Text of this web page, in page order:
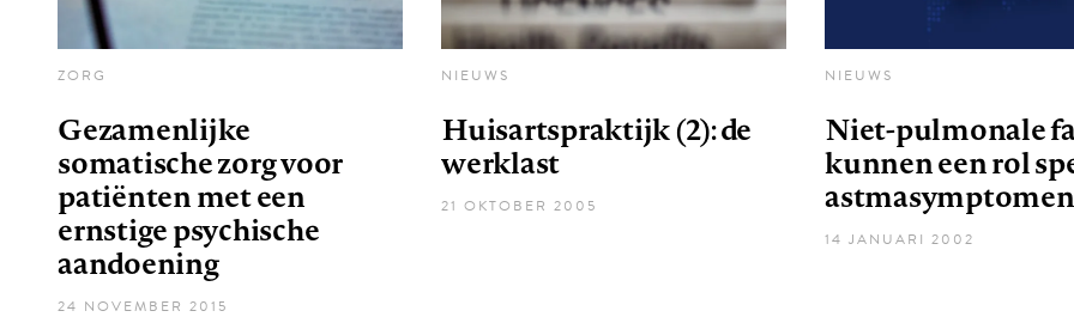
ZORG
Gezamenlijke
somatische zorg voor
patiënten met een
ernstige psychische
aandoening
24 NOVEMBER 2015
NIEUWS
Huisartspraktijk (2): de
werklast
21 OKTOBER 2005
NIEUWS
Niet-pulmonale
kunnen een rol
astmasymptomen
14 JANUARI 2002